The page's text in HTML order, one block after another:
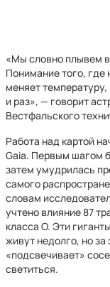
«Мы словно плывем
Понимание того, где
меняет
и раз», — говорит
Вестфальского
Работа над картой
Gaia. Первым шагом
затем умудрилась
самого
словам
учтено влияние 87
класса O. Эти
живут недолго, но
«подсвечивает»
светиться.